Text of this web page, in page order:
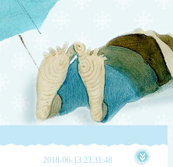
2018-06-13 23:31:48